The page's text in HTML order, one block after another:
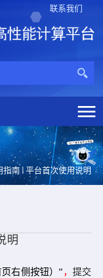
联系我们
指南 平台首次使用说明
明
页右侧按钮）”， 提交